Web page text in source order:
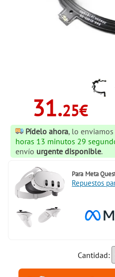
31.25€
Pídelo ahora, lo enviamos
horas 13 minutos 28
envío urgente disponible.
Para Meta
Repuestos
Cantidad: